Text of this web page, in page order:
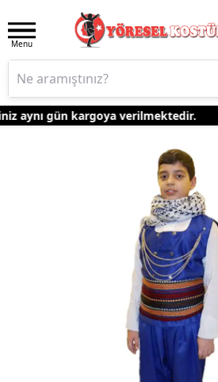
Menu
aynı gün kargoya verilmektedir.